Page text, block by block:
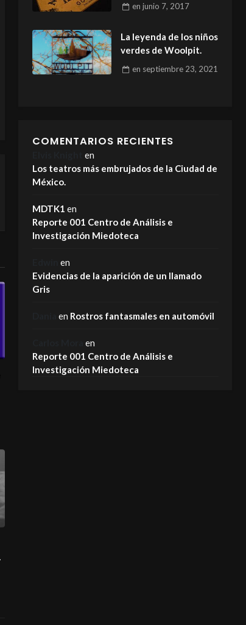
enjunio 7, 2017
La leyenda de los niños
verdes de Woolpit.
en septiembre 23, 2021
COMENTARIOS RECIENTES
en
Los teatros más embrujados de la Ciudad de
México.
MDTK1 en
Reporte 001 Centro de Análisis e
Investigación Miedoteca
en
Evidencias de la aparición de un llamado
Gris
en Rostros fantasmales en automóvil
en
Reporte 001 Centro de Análisis e
Investigación Miedoteca